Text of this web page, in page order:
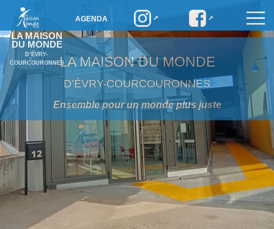
LA MAISON
DU MONDE
D’ÉVRY-
COURCOURONNES
AGENDA
LA MAISON DU MONDE
D’ÉVRY-COURCOURONNES
Ensemble pour un monde plus juste